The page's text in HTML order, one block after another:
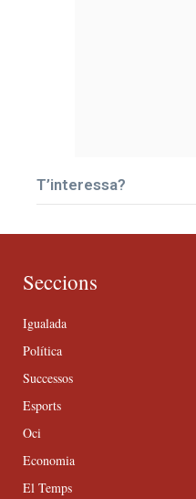
T’interessa?
Seccions
Igualada
Política
Successos
Esports
Oci
Economia
El Temps